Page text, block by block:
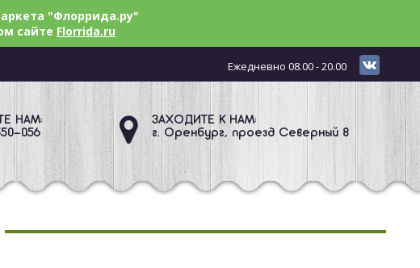
"Флоррида.ру"
сайте Florrida.ru
Ежедневно 08.00 - 20.00
НАМ:
-056
ЗАХОДИТЕ К НАМ:
г. Оренбург, проезд Северный 8